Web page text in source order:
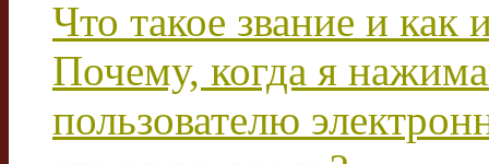
Что такое звание и как
Почему, когда я
пользователю